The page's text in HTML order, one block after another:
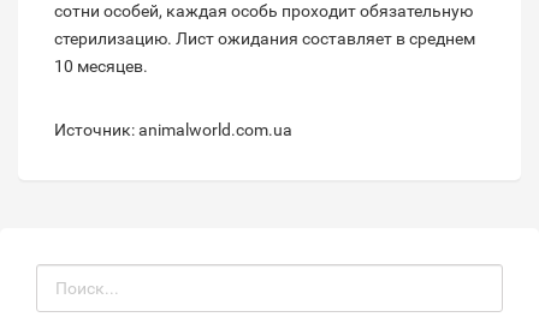
сотни особей, каждая особь проходит обязательную
стерилизацию. Лист ожидания составляет в среднем
10 месяцев.
Источник: animalworld.com.ua